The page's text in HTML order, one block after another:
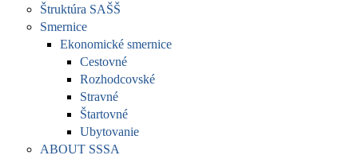
Štruktúra SAŠŠ
Smernice
Ekonomické smernice
Cestovné
Rozhodcovské
Stravné
Štartovné
Ubytovanie
ABOUT SSSA